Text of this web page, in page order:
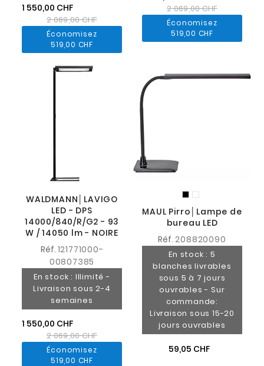
1 550,00 CHF
2 069,00 CHF
Économisez
519,00 CHF
2 069,00 CHF
Économisez
519,00 CHF
WALDMANN│LAVIGO
LED - DPS
14000/840/R/G2 - 93
W / 14050 lm - NOIRE
Réf. 121771000-
00807385
En stock : Illimité -
Livraison sous 2-4
semaines
1 550,00 CHF
2 069,00 CHF
Économisez
519,00 CHF
MAUL Pirro│Lampe de
bureau LED
Réf.208820090
En stock : 5
blanches livrables
sous 5 à 7 jours
ouvrables - Sur
commande:
Livraison sous 15-20
jours ouvrables
59,05 CHF